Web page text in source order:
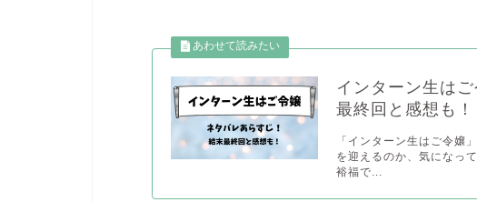
インターン生は
最終回と感想も！
「インターン生はご令嬢
を迎えるのか、気になっ
裕福で...